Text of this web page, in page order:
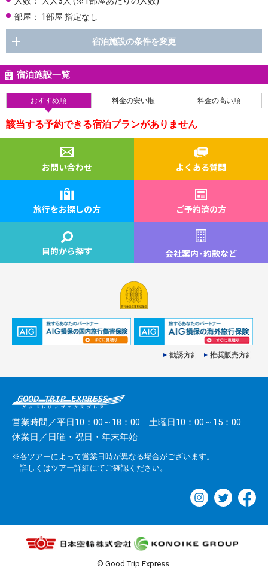
部屋：
1部屋 指定なし
宿泊施設の条件を変更
宿泊施設一覧
おすすめ順 料金の安い順 料金の高い順
該当する予約できる宿泊プランがありません
お問い合わせ よくある質問
旅行をお探しの方 ご予約済の方
目的から探す 会社案内・約款など
勧誘方針 推奨販売方針
営業時間／平日10：00～18：00 土曜日10：00～15：00
休業日／日曜・祝日・年末年始
※各ツアーによって営業日時が異なる場合がございます。
詳しくはツアー詳細にてご確認ください。
© Good Trip Express.